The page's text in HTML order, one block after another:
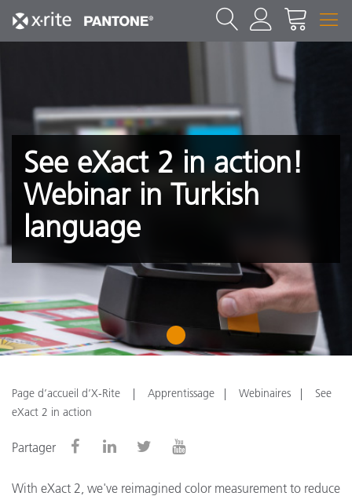
See eXact 2 in action!
Webinar in Turkish
language
1
Page d’accueil d’X-Rite Apprentissage Webinaires
See
eXact 2 in action
Partager
With eXact 2, we've reimagined color measurement to reduce